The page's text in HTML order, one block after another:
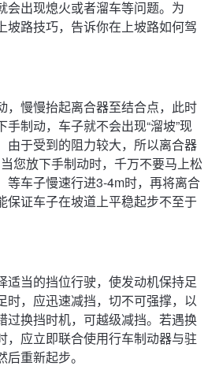
会出现熄火或者溜车等问题。为
坡路技巧，告诉你在上坡路如何驾
，慢慢抬起离合器至结合点，此时
制动，车子就不会出现“溜坡”现
由于受到的阻力较大，所以离合器
您放下手制动时，千万不要马上松
等车子慢速行进3-4m时，再将离合
保证车子在坡道上平稳起步不至于
适当的挡位行驶，使发动机保持足
时，应迅速减挡，切不可强撑，以
过换挡时机，可越级减挡。若遇换
，应立即联合使用行车制动器与驻
重新起步。